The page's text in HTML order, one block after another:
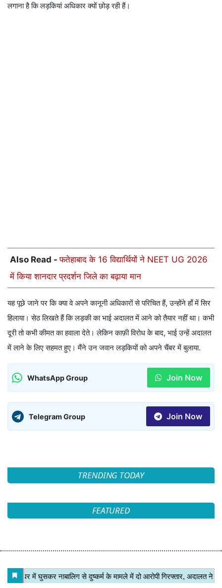
लगाना है कि लड़कियां अधिकार क्यों छोड़ रही हैं।
Also Read -फतेहाबाद के 16 विद्यार्थियों ने NEET UG 2026
में किया शानदार प्रदर्शन जिले का बढ़ाया मान
यह पूछे जाने पर कि क्या वे अपने कानूनी अधिकारों से परिचित हैं, उन्होंने हाँ में सिर
हिलाया। सेठ लिखते हैं कि लड़की का भाई अदालत में आने को तैयार नहीं था। कभी
दूरी तो कभी कीमत का हवाला देते। लेकिन काफ़ी विरोध के बाद, भाई उन्हें अदालत
में लाने के लिए सहमत हुए। मैंने उन जवान लड़कियों को अपने चैंबर में बुलाया.
WhatsApp Group Join Now
Telegram Group Join Now
TRENDING TODAY
FEATURED